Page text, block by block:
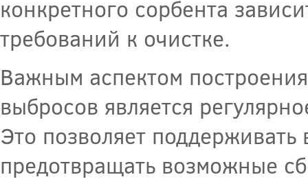
конкретного сорбента
требований к очистке.
Важным аспектом
выбросов является
Это позволяет
предотвращать возможные